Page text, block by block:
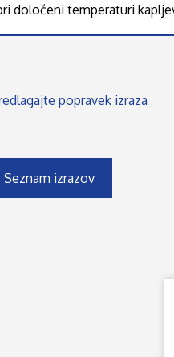
določeni temperaturi
popravek izraza
Seznam izrazov